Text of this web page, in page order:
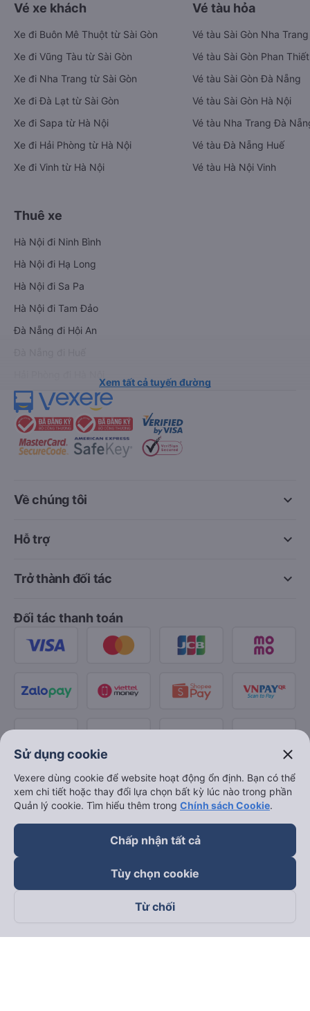
Vé xe khách
Xe đi Buôn Mê Thuột từ Sài Gòn
Xe đi Vũng Tàu từ Sài Gòn
Xe đi Nha Trang từ Sài Gòn
Xe đi Đà Lạt từ Sài Gòn
Xe đi Sapa từ Hà Nội
Xe đi Hải Phòng từ Hà Nội
Xe đi Vinh từ Hà Nội
Vé tàu hỏa
Vé tàu Sài Gòn Nha Trang
Vé tàu Sài Gòn Phan Thiết
Vé tàu Sài Gòn Đà Nẵng
Vé tàu Sài Gòn Hà Nội
Vé tàu Nha Trang Đà
Vé tàu Đà Nẵng Huế
Vé tàu Hà Nội Vinh
Thuê xe
Hà Nội đi Ninh Bình
Hà Nội đi Hạ Long
Hà Nội đi Sa Pa
Hà Nội đi Tam Đảo
Đà Nẵng đi Hội An
Xem tất cả tuyến đường
keyboard_arrow_down
Về chúng tôi
keyboard_arrow_down
Hỗ trợ
keyboard_arrow_down
Trở thành đối tác
Đối tác thanh toán
Theo dõi chúng tôi trên
Sử dụng cookie close
Vexere dùng cookie để website hoạt động ổn định. Bạn có thể
xem chi tiết hoặc thay đổi lựa chọn bất kỳ lúc nào trong phần
Quản lý cookie. Tìm hiểu thêm trong Chính sách Cookie.
Chấp nhận tất cả
Tùy chọn cookie
Từ chối